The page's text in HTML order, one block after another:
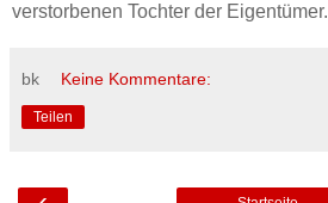
verstorbenen Tochter der Eigentümer.
bk Keine Kommentare:
Teilen